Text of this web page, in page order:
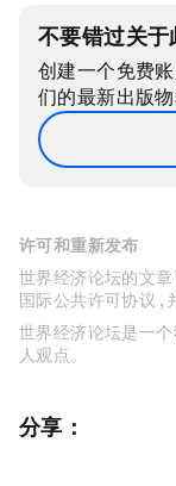
不要错过关于
创建一个免费
们的最新出版物
许可和重新发布
世界经济论坛的文
国际公共许可协议 ,
世界经济论坛是一
人观点。
分享：